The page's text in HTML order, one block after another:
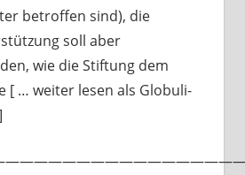
betroffen sind), die
soll aber
wie die Stiftung dem
[ … weiter lesen als Globuli-